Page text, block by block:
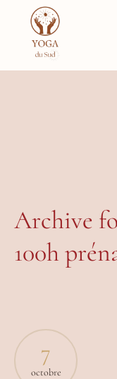
Archive
100h
7
octobre